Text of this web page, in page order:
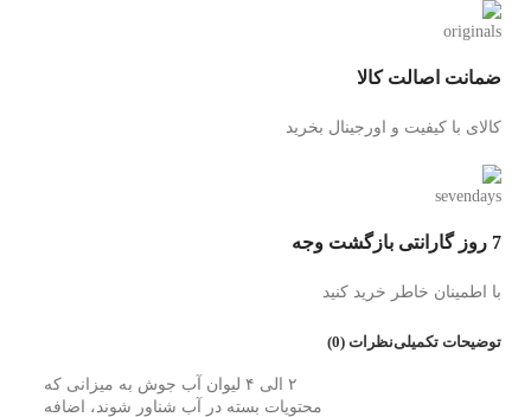
ضمانت اصالت کالا
کالای با کیفیت و اورجینال بخرید
7 روز گارانتی بازگشت وجه
با اطمینان خاطر خرید کنید
توضیحات تکمیلینظرات (0)
۲ الی ۴ لیوان آب جوش به میزانی که
محتویات بسته در آب شناور شوند، اضافه